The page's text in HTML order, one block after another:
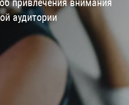
привлечения внимания
аудитории